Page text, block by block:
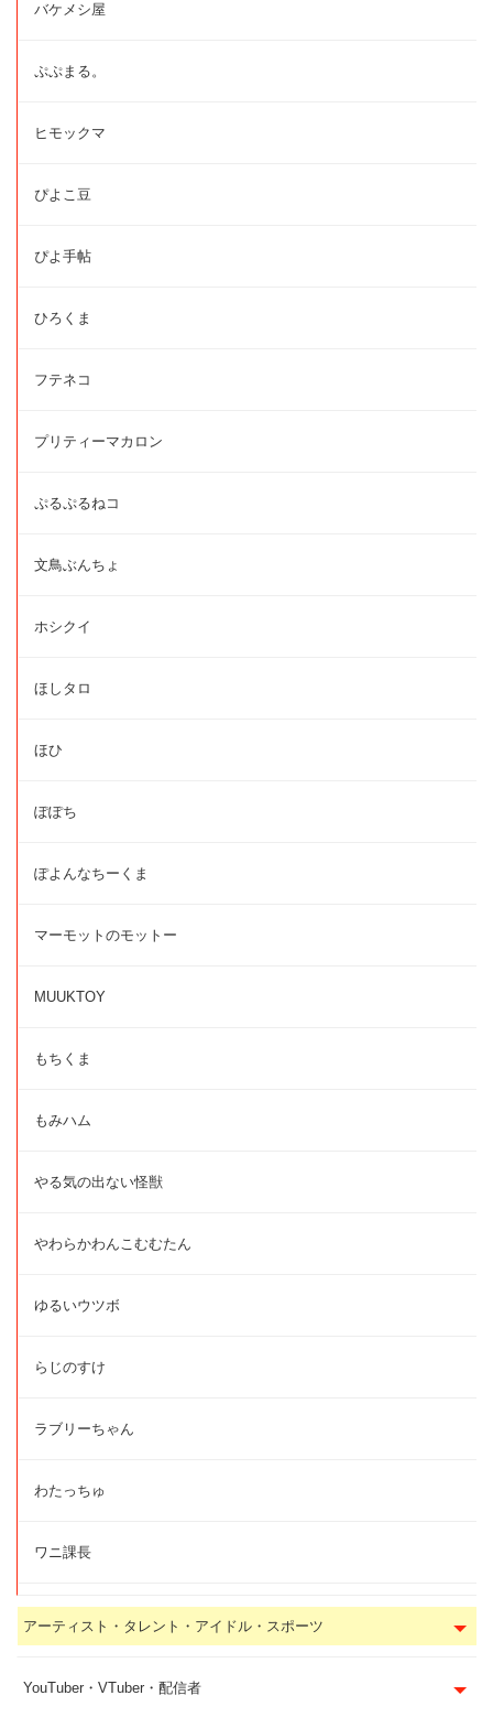
バケメシ屋
ぷぷまる。
ヒモックマ
ぴよこ豆
ぴよ手帖
ひろくま
フテネコ
プリティーマカロン
ぷるぷるねコ
文鳥ぶんちょ
ホシクイ
ほしタロ
ほひ
ぽぽち
ぽよんなちーくま
マーモットのモットー
MUUKTOY
もちくま
もみハム
やる気の出ない怪獣
やわらかわんこむむたん
ゆるいウツボ
らじのすけ
ラブリーちゃん
わたっちゅ
ワニ課長
アーティスト・タレント・アイドル・スポーツ
YouTuber・VTuber・配信者